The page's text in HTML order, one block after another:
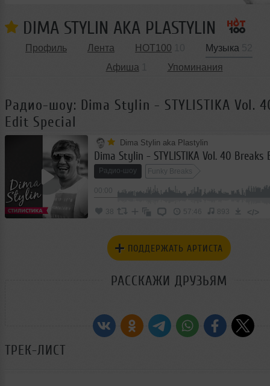
DIMA STYLIN AKA PLASTYLIN
Профиль Лента HOT100 Музыка
Афиша
Упоминания
Радио-шоу: Dima Stylin - STYLISTIKA Vol.
Edit Special
Dima Stylin aka Plastylin
Dima Stylin - STYLISTIKA Vol. 40 Breaks
Радио-шоу Funky Breaks
38 57:46 893 </>
ПОДДЕРЖАТЬ АРТИСТА
РАССКАЖИ ДРУЗЬЯМ
ТРЕК-ЛИСТ